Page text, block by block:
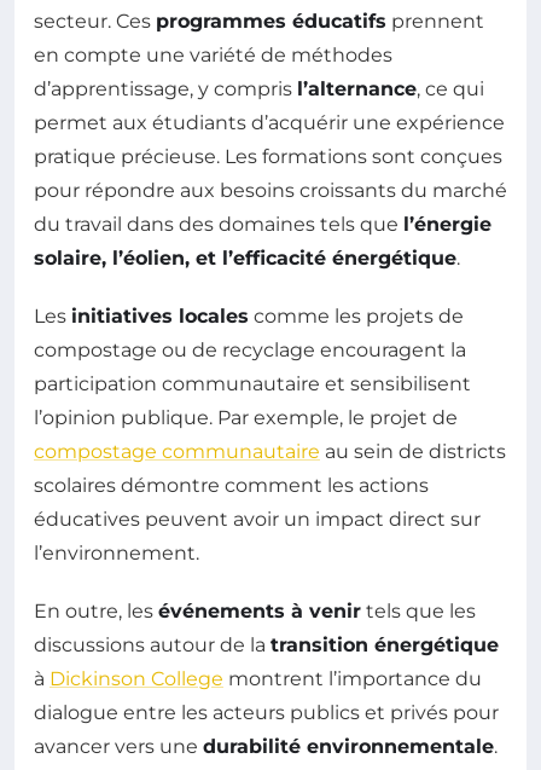
secteur. Ces programmes éducatifs prennent
en compte une variété de méthodes
d’apprentissage, y compris l’alternance, ce qui
permet aux étudiants d’acquérir une expérience
pratique précieuse. Les formations sont conçues
pour répondre aux besoins croissants du marché
du travail dans des domaines tels que l’énergie
solaire, l’éolien, et l’efficacité énergétique.
Les initiatives locales comme les projets de
compostage ou de recyclage encouragent la
participation communautaire et sensibilisent
l’opinion publique. Par exemple, le projet de
compostage communautaire au sein de districts
scolaires démontre comment les actions
éducatives peuvent avoir un impact direct sur
l’environnement.
En outre, les événements à venir tels que les
discussions autour de la transition énergétique
à Dickinson College montrent l’importance du
dialogue entre les acteurs publics et privés pour
avancer vers une durabilité environnementale.